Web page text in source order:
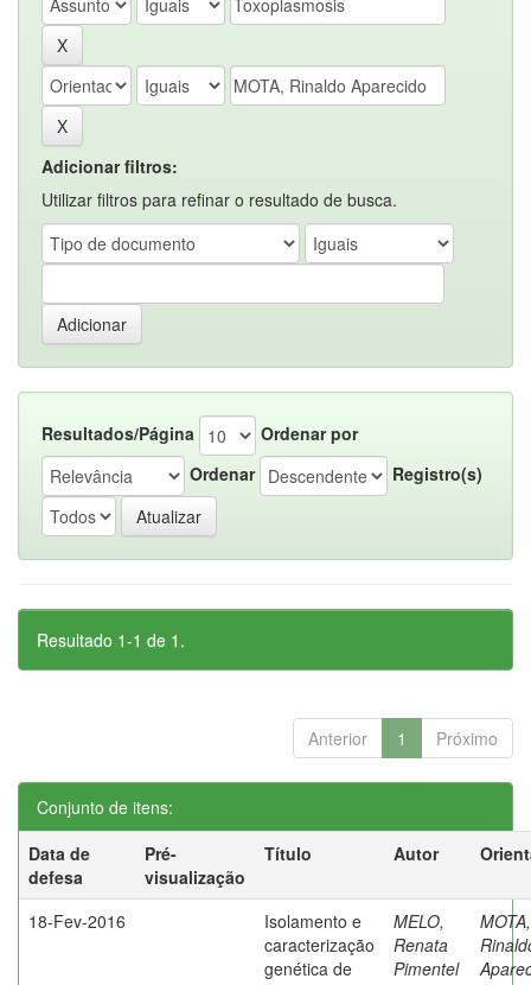
Adicionar filtros:
Utilizar filtros para refinar o resultado de busca.
Resultados/Página
Ordenar por
Ordenar
Registro(s)
Resultado 1-1 de 1.
Anterior 1 Próximo
Conjunto de itens:
Data de
defesa
Pré-
visualização
Título Autor
18-Fev-2016
Isolamento e
caracterização
genética de
MELO,
Renata
Pimentel
MOTA,